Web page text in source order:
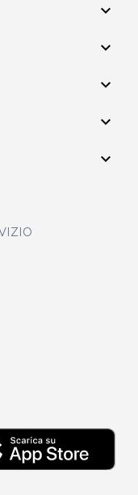
expand_more
expand_more
expand_more
expand_more
expand_more